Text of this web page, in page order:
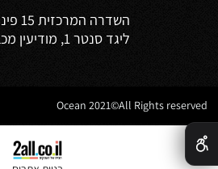
השדרה המרכזית 15 פינת המעיין 30
ליגד סנטר 1, מודיעין מכבים רעות